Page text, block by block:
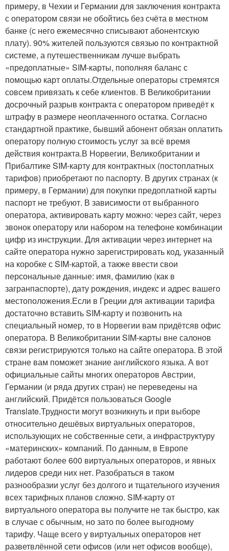
примеру, в Чехии и Германии для заключения контракта
с оператором связи не обойтись без счёта в местном
банке (с него ежемесячно списывают абонентскую
плату). 90% жителей пользуются связью по контрактной
системе, а путешественникам лучше выбрать
«предоплатные» SIM-карты, пополняя баланс с
помощью карт оплаты.Отдельные операторы стремятся
совсем привязать к себе клиентов. В Великобритании
досрочный разрыв контракта с оператором приведёт к
штрафу в размере неоплаченного остатка. Согласно
стандартной практике, бывший абонент обязан оплатить
оператору полную стоимость услуг за всё время
действия контракта.В Норвегии, Великобритании и
Прибалтике SIM-карту для контрактных (постоплатных
тарифов) приобретают по паспорту. В других странах (к
примеру, в Германии) для покупки предоплатной карты
паспорт не требуют. В зависимости от выбранного
оператора, активировать карту можно: через сайт, через
звонок оператору или набором на телефоне комбинации
цифр из инструкции. Для активации через интернет на
сайте оператора нужно зарегистрировать код, указанный
на коробке с SIM-картой, а также ввести свои
персональные данные: имя, фамилию (как в
загранпаспорте), дату рождения, индекс и адрес вашего
местоположения.Если в Греции для активации тарифа
достаточно вставить SIM-карту и позвонить на
специальный номер, то в Норвегии вам придётсяв офис
оператора. В Великобритании SIM-карты вне салонов
связи регистрируются только на сайте оператора. В этой
стране вам поможет знание английского языка. А вот
официальные сайты многих операторов Австрии,
Германии (и ряда других стран) не переведены на
английский. Придётся пользоваться Google
Translate.Трудности могут возникнуть и при выборе
относительно дешёвых виртуальных операторов,
использующих не собственные сети, а инфраструктуру
«материнских» компаний. По данным, в Европе
работают более 600 виртуальных операторов, и явных
лидеров среди них нет. Разобраться в таком
разнообразии услуг без долгого и тщательного изучения
всех тарифных планов сложно. SIM-карту от
виртуального оператора вы получите не так быстро, как
в случае с обычным, но зато по более выгодному
тарифу. Чаще всего у виртуальных операторов нет
разветвлённой сети офисов (или нет офисов вообще),